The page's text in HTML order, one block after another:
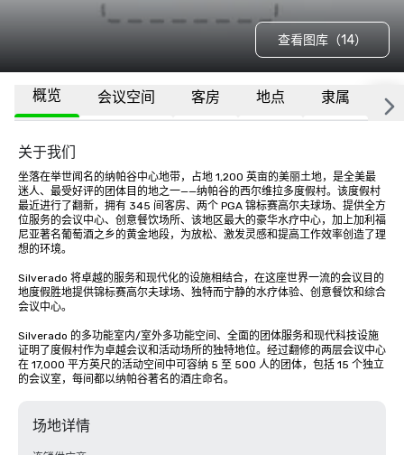
查看图库（14）
概览 会议空间 客房 地点 隶属 更
关于我们
坐落在举世闻名的纳帕谷中心地带，占地 1,200 英亩的美丽土地，是全美最
迷人、最受好评的团体目的地之一——纳帕谷的西尔维拉多度假村。该度假村
最近进行了翻新，拥有 345 间客房、两个 PGA 锦标赛高尔夫球场、提供全方
位服务的会议中心、创意餐饮场所、该地区最大的豪华水疗中心，加上加利福
尼亚著名葡萄酒之乡的黄金地段，为放松、激发灵感和提高工作效率创造了理
想的环境。
Silverado 将卓越的服务和现代化的设施相结合，在这座世界一流的会议目的
地度假胜地提供锦标赛高尔夫球场、独特而宁静的水疗体验、创意餐饮和综合
会议中心。
Silverado 的多功能室内/室外多功能空间、全面的团体服务和现代科技设施
证明了度假村作为卓越会议和活动场所的独特地位。经过翻修的两层会议中心
在 17,000 平方英尺的活动空间中可容纳 5 至 500 人的团体，包括 15 个独立
的会议室，每间都以纳帕谷著名的酒庄命名。
场地详情